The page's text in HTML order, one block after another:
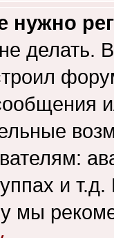
делать.
и
мы